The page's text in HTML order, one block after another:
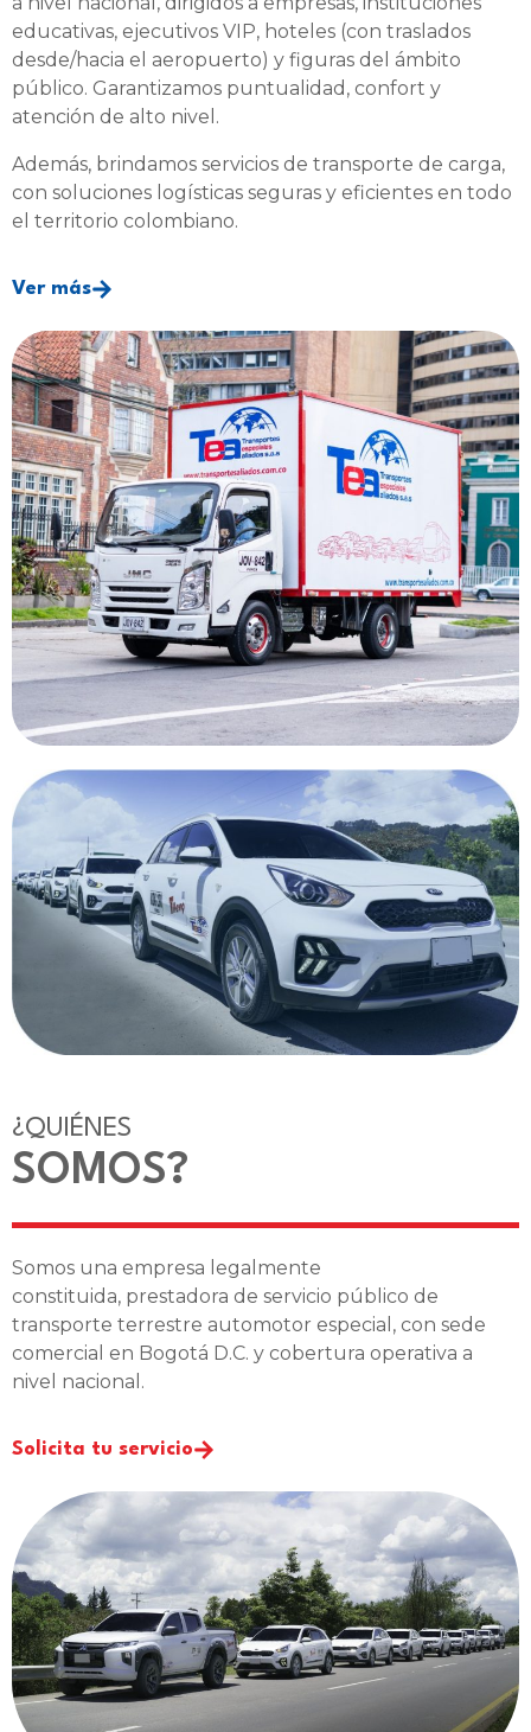
educativas, ejecutivos VIP, hoteles (con traslados
desde/hacia el aeropuerto) y figuras del ámbito
público. Garantizamos puntualidad, confort y
atención de alto nivel.
Además, brindamos servicios de transporte de carga,
con soluciones logísticas seguras y eficientes en todo
el territorio colombiano.
Ver más
¿QUIÉNES
SOMOS?
Somos una empresa legalmente
constituida, prestadora de servicio público de
transporte terrestre automotor especial, con sede
comercial en Bogotá D.C. y cobertura operativa a
nivel nacional.
Solicita tu servicio